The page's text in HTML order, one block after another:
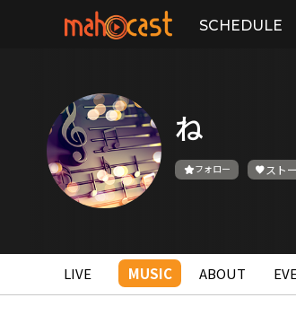
SCHEDULE
ね
フォロー スト
LIVE MUSIC ABOUT